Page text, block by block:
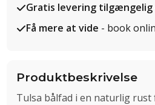
Gratis levering tilgængelig
Få mere at vide - book
Produktbeskrivelse
Tulsa bålfad i en naturlig